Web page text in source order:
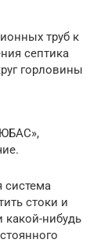
труб к
септика
горловины
система
стоки и
какой-нибудь